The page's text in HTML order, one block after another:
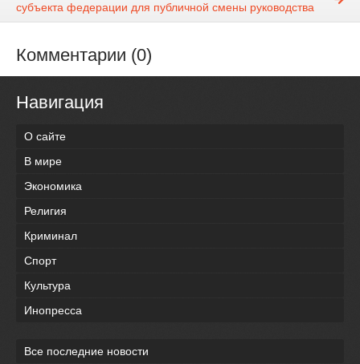
субъекта федерации для публичной смены руководства
Комментарии (0)
Навигация
О сайте
В мире
Экономика
Религия
Криминал
Спорт
Культура
Инопресса
Все последние новости